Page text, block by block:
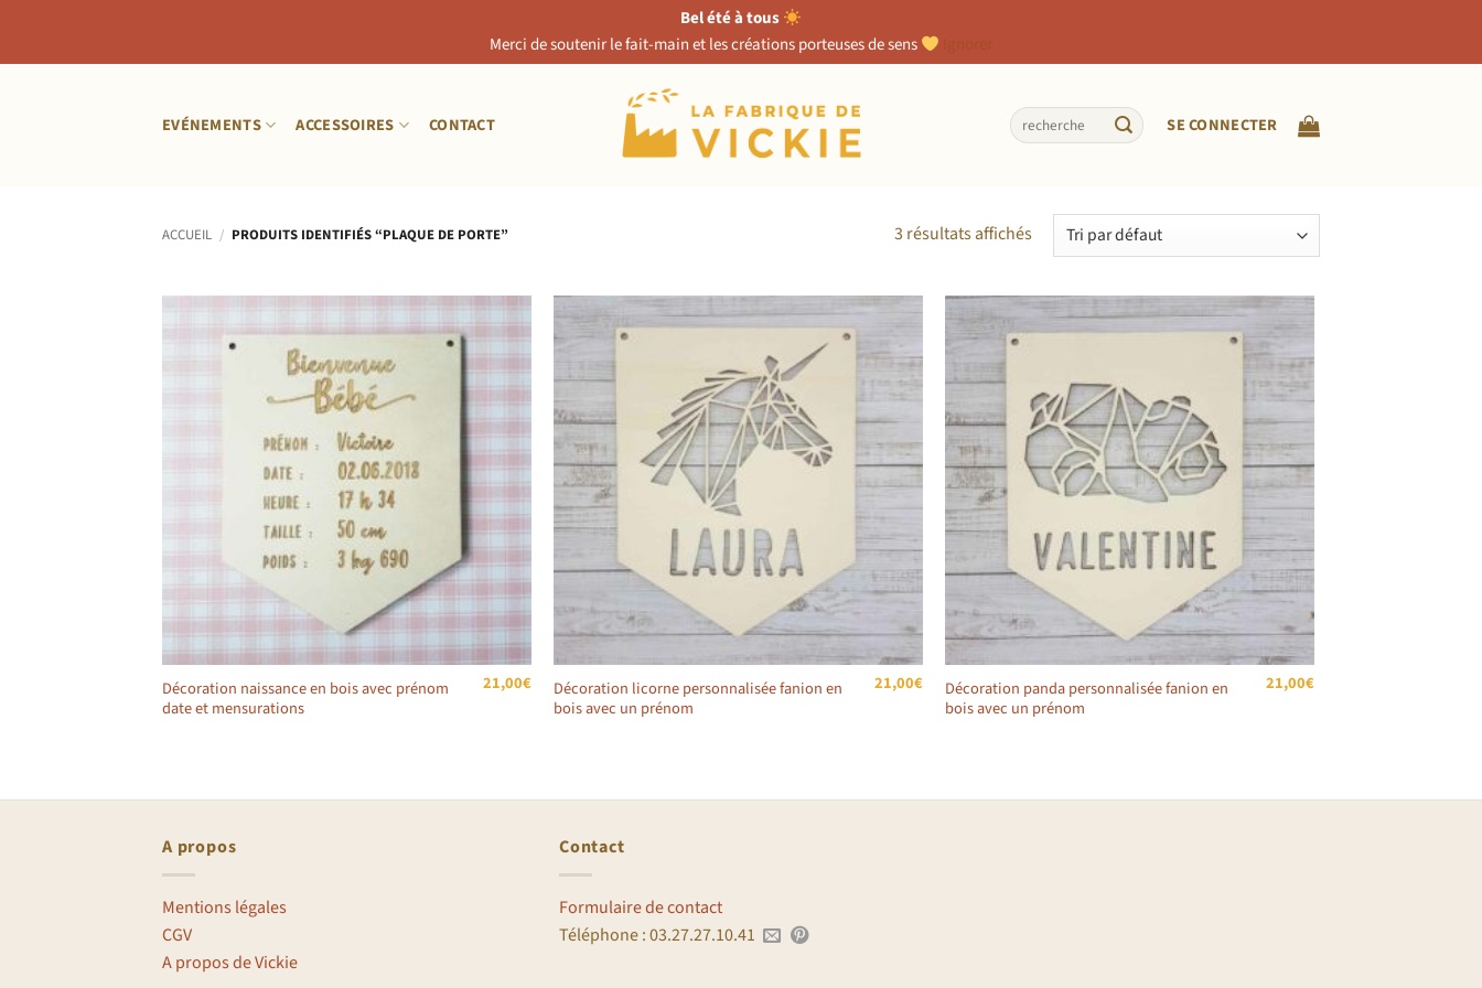
Bel été à tous
Merci de soutenir le fait-main et les créations porteuses de sens
EVÉNEMENTS ACCESSOIRES CONTACT
Recherche
pour :
SE CONNECTER
ACCUEIL / PRODUITS IDENTIFIÉS “PLAQUE DE PORTE” 3 résultats affichés
Décoration naissance en bois avec prénom
date et mensurations
21,00€
Décoration licorne personnalisée fanion en
bois avec un prénom
21,00€
Décoration panda personnalisée fanion en
bois avec un prénom
21,00€
A propos
Mentions légales
CGV
A propos de Vickie
Contact
Formulaire de contact
Téléphone : 03.27.27.10.41